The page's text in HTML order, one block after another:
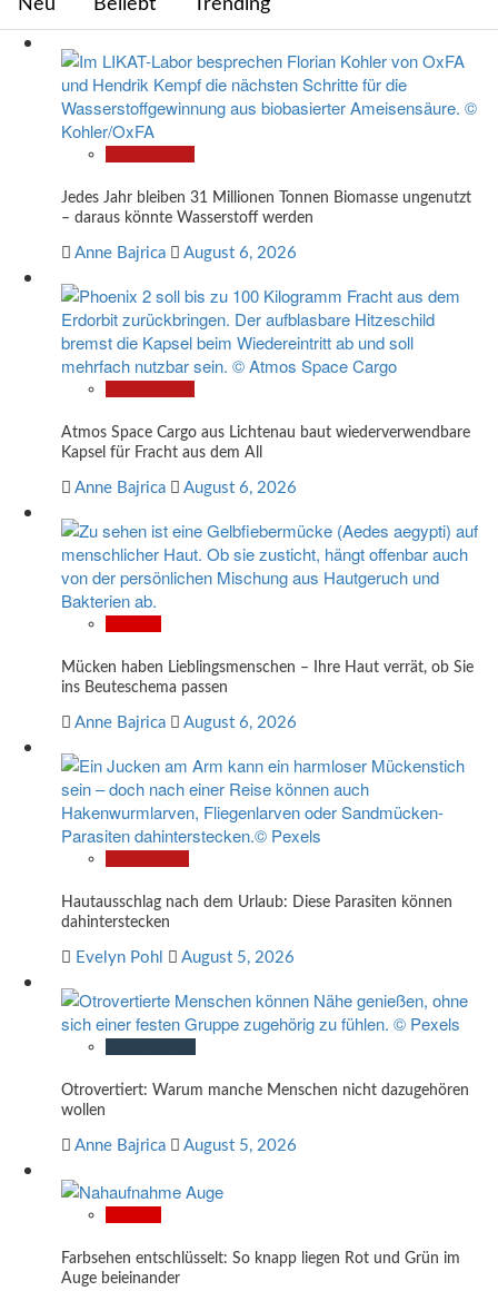
Neu Beliebt Trending
Jedes Jahr bleiben 31 Millionen Tonnen Biomasse ungenutzt
– daraus könnte Wasserstoff werden
Anne Bajrica August 6, 2026
Atmos Space Cargo aus Lichtenau baut wiederverwendbare
Kapsel für Fracht aus dem All
Anne Bajrica August 6, 2026
Mücken haben Lieblingsmenschen – Ihre Haut verrät, ob Sie
ins Beuteschema passen
Anne Bajrica August 6, 2026
Hautausschlag nach dem Urlaub: Diese Parasiten können
dahinterstecken
Evelyn Pohl August 5, 2026
Otrovertiert: Warum manche Menschen nicht dazugehören
wollen
Anne Bajrica August 5, 2026
Farbsehen entschlüsselt: So knapp liegen Rot und Grün im
Auge beieinander